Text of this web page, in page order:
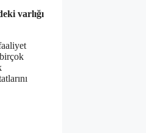
varlığı